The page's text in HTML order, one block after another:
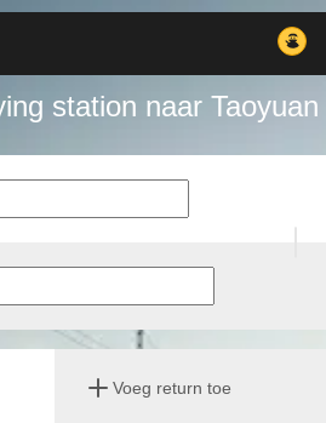
station naar Taoyuan
Voeg return toe